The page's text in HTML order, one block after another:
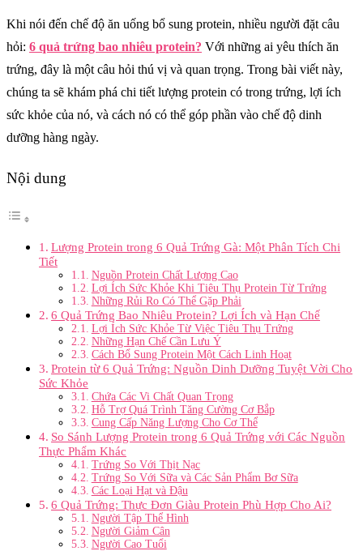
Khi nói đến chế độ ăn uống bổ sung protein, nhiều người đặt câu
hỏi: 6 quả trứng bao nhiêu protein? Với những ai yêu thích ăn
trứng, đây là một câu hỏi thú vị và quan trọng. Trong bài viết này,
chúng ta sẽ khám phá chi tiết lượng protein có trong trứng, lợi ích
sức khỏe của nó, và cách nó có thể góp phần vào chế độ dinh
dưỡng hàng ngày.
Nội dung
Lượng Protein trong 6 Quả Trứng Gà: Một Phân Tích Chi
Tiết
Nguồn Protein Chất Lượng Cao
Lợi Ích Sức Khỏe Khi Tiêu Thụ Protein Từ Trứng
Những Rủi Ro Có Thể Gặp Phải
6 Quả Trứng Bao Nhiêu Protein? Lợi Ích và Hạn Chế
Lợi Ích Sức Khỏe Từ Việc Tiêu Thụ Trứng
Những Hạn Chế Cần Lưu Ý
Cách Bổ Sung Protein Một Cách Linh Hoạt
Protein từ 6 Quả Trứng: Nguồn Dinh Dưỡng Tuyệt Vời Cho
Sức Khỏe
Chứa Các Vi Chất Quan Trọng
Hỗ Trợ Quá Trình Tăng Cường Cơ Bắp
Cung Cấp Năng Lượng Cho Cơ Thể
So Sánh Lượng Protein trong 6 Quả Trứng với Các Nguồn
Thực Phẩm Khác
Trứng So Với Thịt Nạc
Trứng So Với Sữa và Các Sản Phẩm Bơ Sữa
Các Loại Hạt và Đậu
6 Quả Trứng: Thực Đơn Giàu Protein Phù Hợp Cho Ai?
Người Tập Thể Hình
Người Giảm Cân
Người Cao Tuổi